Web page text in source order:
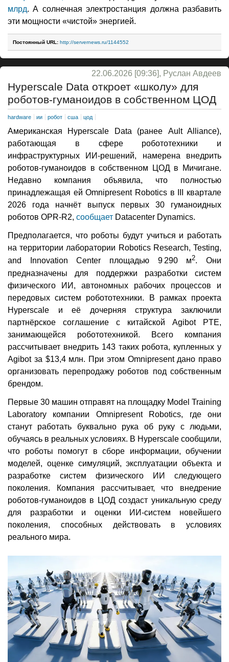
млрд. А солнечная электростанция должна разбавить
эти мощности «чистой» энергией.
Постоянный URL: http://servernews.ru/1144552
22.06.2026 [09:36], Руслан Авдеев
Hyperscale Data откроет «школу» для
роботов-гуманоидов в собственном ЦОД
hardware ии робот сша цод
Американская Hyperscale Data (ранее Ault Alliance),
работающая в сфере робототехники и
инфраструктурных ИИ-решений, намерена внедрить
роботов-гуманоидов в собственном ЦОД в Мичигане.
Недавно компания объявила, что полностью
принадлежащая ей Omnipresent Robotics в III квартале
2026 года начнёт выпуск первых 30 гуманоидных
роботов OPR-R2, сообщает Datacenter Dynamics.
Предполагается, что роботы будут учиться и работать
на территории лаборатории Robotics Research, Testing,
and Innovation Center площадью 9 290 м2. Они
предназначены для поддержки разработки систем
физического ИИ, автономных рабочих процессов и
передовых систем робототехники. В рамках проекта
Hyperscale и её дочерняя структура заключили
партнёрское соглашение с китайской Agibot PTE,
занимающейся робототехникой. Всего компания
рассчитывает внедрить 143 таких робота, купленных у
Agibot за $13,4 млн. При этом Omnipresent дано право
организовать перепродажу роботов под собственным
брендом.
Первые 30 машин отправят на площадку Model Training
Laboratory компании Omnipresent Robotics, где они
станут работать буквально рука об руку с людьми,
обучаясь в реальных условиях. В Hyperscale сообщили,
что роботы помогут в сборе информации, обучении
моделей, оценке симуляций, эксплуатации объекта и
разработке систем физического ИИ следующего
поколения. Компания рассчитывает, что внедрение
роботов-гуманоидов в ЦОД создаст уникальную среду
для разработки и оценки ИИ-систем новейшего
поколения, способных действовать в условиях
реального мира.